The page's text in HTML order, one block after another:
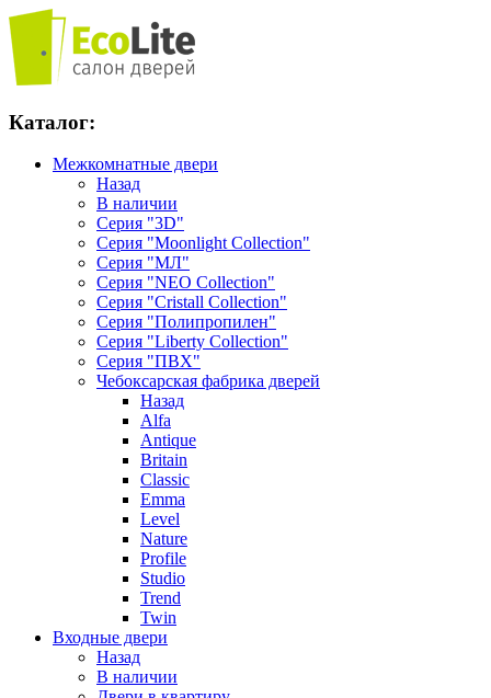
Каталог:
Межкомнатные двери
Назад
В наличии
Серия "3D"
Серия "Moonlight Collection"
Серия "МЛ"
Серия "NEO Collection"
Серия "Cristall Collection"
Серия "Полипропилен"
Серия "Liberty Collection"
Серия "ПВХ"
Чебоксарская фабрика дверей
Назад
Alfa
Antique
Britain
Classic
Emma
Level
Nature
Profile
Studio
Trend
Twin
Входные двери
Назад
В наличии